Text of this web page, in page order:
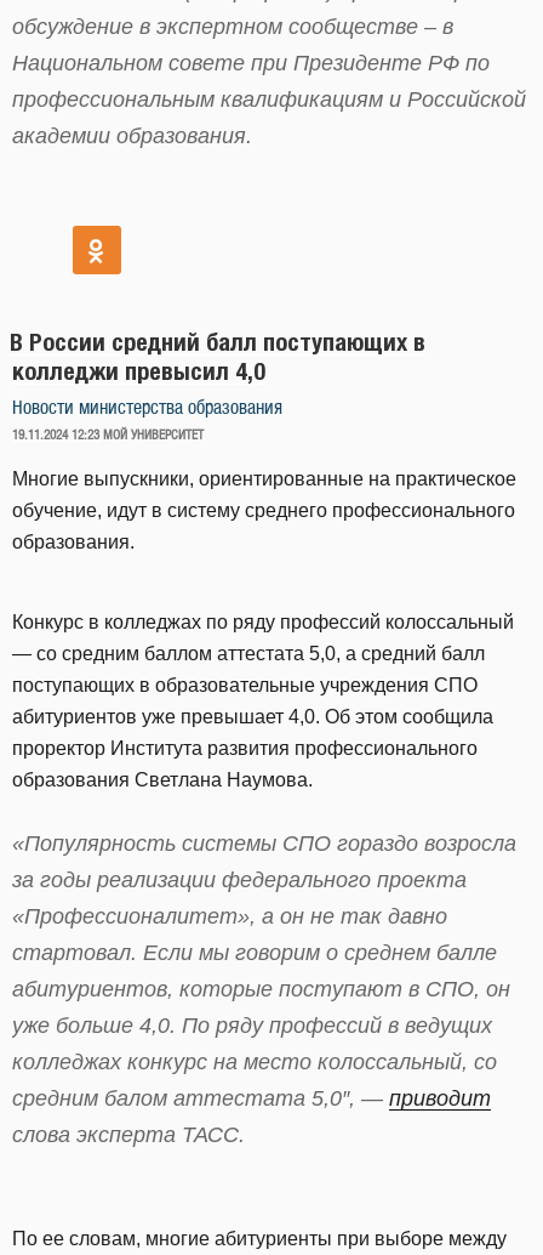
обсуждение в экспертном сообществе – в
Национальном совете при Президенте РФ по
профессиональным квалификациям и Российской
академии образования.
В России средний балл поступающих в
колледжи превысил 4,0
Новости министерства образования
ОПУБЛИКОВАНО
19.11.2024 12:23 МОЙ УНИВЕРСИТЕТ
Многие выпускники, ориентированные на практическое
обучение, идут в систему среднего профессионального
образования.
Конкурс в колледжах по ряду профессий колоссальный
— со средним баллом аттестата 5,0, а средний балл
поступающих в образовательные учреждения СПО
абитуриентов уже превышает 4,0. Об этом сообщила
проректор Института развития профессионального
образования Светлана Наумова.
«Популярность системы СПО гораздо возросла
за годы реализации федерального проекта
«Профессионалитет», а он не так давно
стартовал. Если мы говорим о среднем балле
абитуриентов, которые поступают в СПО, он
уже больше 4,0. По ряду профессий в ведущих
колледжах конкурс на место колоссальный, со
средним балом аттестата 5,0″, — приводит
слова эксперта ТАСС.
По ее словам, многие абитуриенты при выборе между